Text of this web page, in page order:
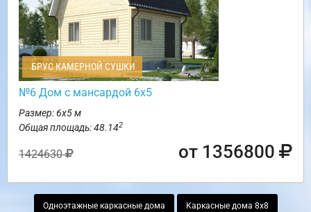
БРУС КАМЕРНОЙ СУШКИ
№6 Дом с мансардой 6х5
Размер: 6х5 м
Общая площадь: 48.142
1424630 от 1356800
Одноэтажные каркасные дома Каркасные дома 8х8